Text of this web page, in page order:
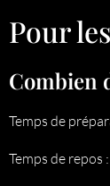
Pour
Combien
Temps de
Temps de repos